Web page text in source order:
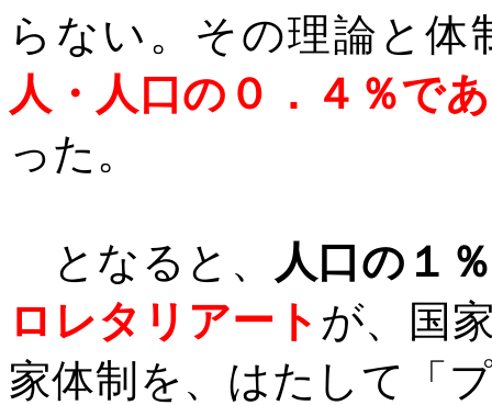
らない。その理論と
人・人口の０．４％で
った。
となると、
人口の１
ロレタリアート が、国
家体制を、はたして「